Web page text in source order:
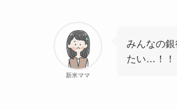
新米ママ
みんなの
たい…！！